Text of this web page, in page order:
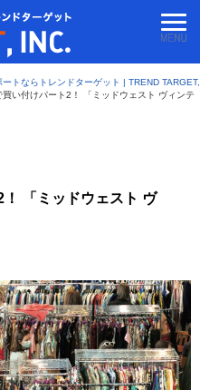
トならトレンドターゲット | TREND TARGET,
買い付けパート2！ 「ミッドウェスト ヴィンテ
「ミッドウェスト ヴ